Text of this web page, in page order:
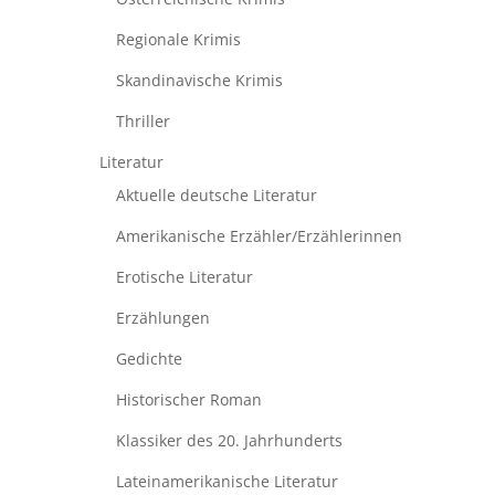
Regionale Krimis
Skandinavische Krimis
Thriller
Literatur
Aktuelle deutsche Literatur
Amerikanische Erzähler/Erzählerinnen
Erotische Literatur
Erzählungen
Gedichte
Historischer Roman
Klassiker des 20. Jahrhunderts
Lateinamerikanische Literatur